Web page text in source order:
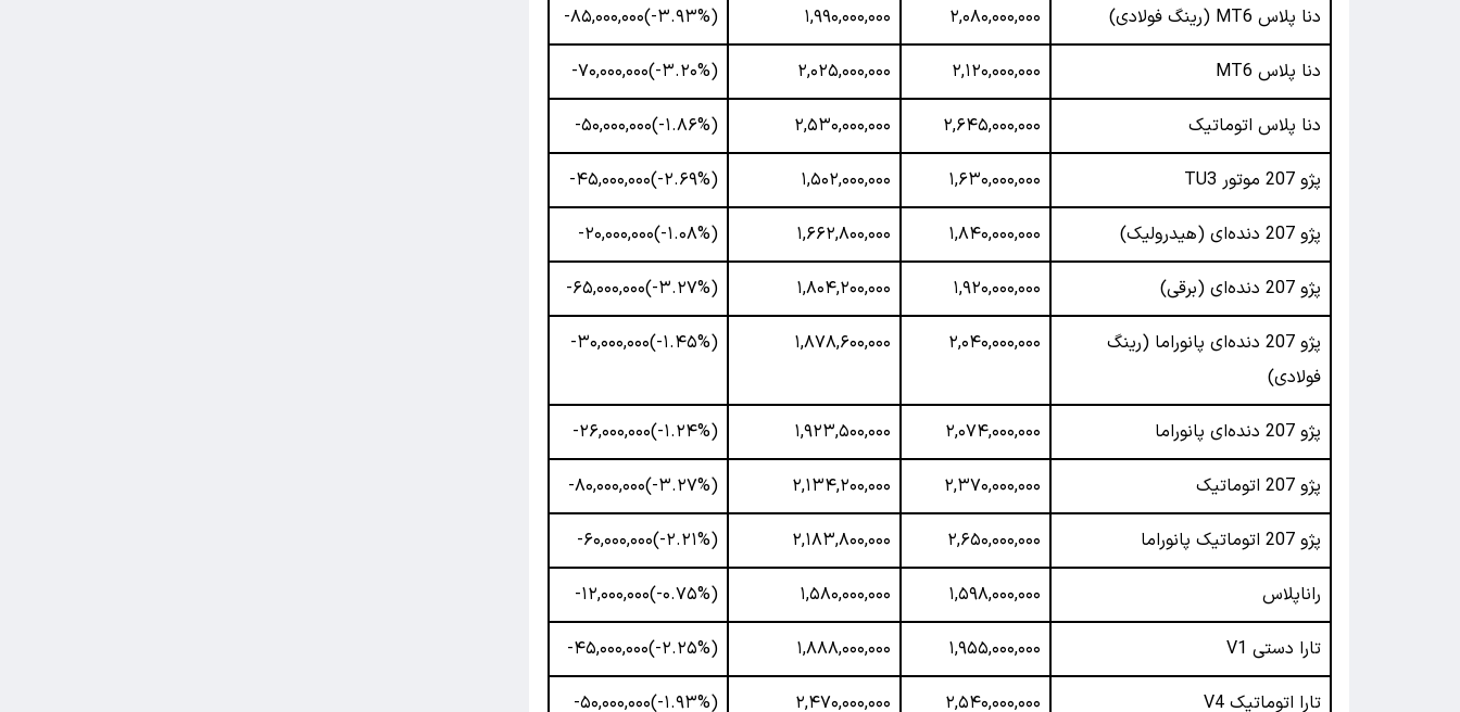
دنا پلاس MT6 (رینگ فولادی) ۲,۰۸۰,۰۰۰,۰۰۰ ۱,۹۹۰,۰۰۰,۰۰۰ (‎-۳.۹۳%‌)‎-۸۵,۰۰۰,۰۰۰‌
دنا پلاس MT6 ۲,۱۲۰,۰۰۰,۰۰۰ ۲,۰۲۵,۰۰۰,۰۰۰ (‎-۳.۲۰%‌)‎-۷۰,۰۰۰,۰۰۰‌
دنا پلاس اتوماتیک ۲,۶۴۵,۰۰۰,۰۰۰ ۲,۵۳۰,۰۰۰,۰۰۰ (‎-۱.۸۶%‌)‎-۵۰,۰۰۰,۰۰۰‌
پژو 207 موتور TU3 ۱,۶۳۰,۰۰۰,۰۰۰ ۱,۵۰۲,۰۰۰,۰۰۰ (‎-۲.۶۹%‌)‎-۴۵,۰۰۰,۰۰۰‌
پژو 207 دنده‌ای (هیدرولیک) ۱,۸۴۰,۰۰۰,۰۰۰ ۱,۶۶۲,۸۰۰,۰۰۰ (‎-۱.۰۸%‌)‎-۲۰,۰۰۰,۰۰۰‌
پژو 207 دنده‌ای (برقی) ۱,۹۲۰,۰۰۰,۰۰۰ ۱,۸۰۴,۲۰۰,۰۰۰ (‎-۳.۲۷%‌)‎-۶۵,۰۰۰,۰۰۰‌
پژو 207 دنده‌ای پانوراما (رینگ
فولادی)
۲,۰۴۰,۰۰۰,۰۰۰ ۱,۸۷۸,۶۰۰,۰۰۰ (‎-۱.۴۵%‌)‎-۳۰,۰۰۰,۰۰۰‌
پژو 207 دنده‌ای پانوراما ۲,۰۷۴,۰۰۰,۰۰۰ ۱,۹۲۳,۵۰۰,۰۰۰ (‎-۱.۲۴%‌)‎-۲۶,۰۰۰,۰۰۰‌
پژو 207 اتوماتیک ۲,۳۷۰,۰۰۰,۰۰۰ ۲,۱۳۴,۲۰۰,۰۰۰ (‎-۳.۲۷%‌)‎-۸۰,۰۰۰,۰۰۰‌
پژو 207 اتوماتیک پانوراما ۲,۶۵۰,۰۰۰,۰۰۰ ۲,۱۸۳,۸۰۰,۰۰۰ (‎-۲.۲۱%‌)‎-۶۰,۰۰۰,۰۰۰‌
راناپلاس ۱,۵۹۸,۰۰۰,۰۰۰ ۱,۵۸۰,۰۰۰,۰۰۰ (‎-۰.۷۵%‌)‎-۱۲,۰۰۰,۰۰۰‌
تارا دستی V1 ۱,۹۵۵,۰۰۰,۰۰۰ ۱,۸۸۸,۰۰۰,۰۰۰ (‎-۲.۲۵%‌)‎-۴۵,۰۰۰,۰۰۰‌
تارا اتوماتیک V4 ۲,۵۴۰,۰۰۰,۰۰۰ ۲,۴۷۰,۰۰۰,۰۰۰ (‎-۱.۹۳%‌)‎-۵۰,۰۰۰,۰۰۰‌